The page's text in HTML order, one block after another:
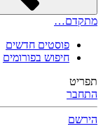
מתקדם…
פוסטים חדשים
חיפוש בפורומים
תפריט
התחבר
הירשם